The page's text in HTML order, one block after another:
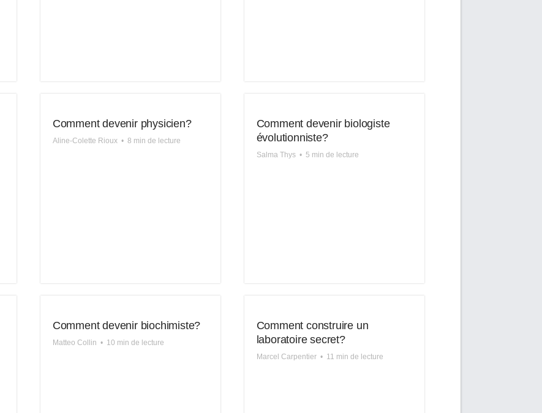
Comment devenir physicien?
Aline-Colette Rioux • 8 min de lecture
Comment devenir biologiste
évolutionniste?
Salma Thys • 5 min de lecture
Comment devenir biochimiste?
Matteo Collin • 10 min de lecture
Comment construire un
laboratoire secret?
Marcel Carpentier • 11 min de lecture